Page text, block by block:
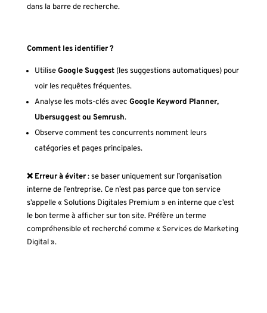
dans la barre de recherche.
Comment les identifier ?
UtiliseGoogle Suggest(les suggestions automatiques) pour
voir les requêtes fréquentes.
Analyse les mots-clés avec Google Keyword Planner,
Ubersuggest ou Semrush.
Observe comment tes concurrents nomment leurs
catégories et pages principales.
❌ Erreur à éviter: se baser uniquementsur l’organisation
interne de l’entreprise. Ce n’est pas parce que ton service
s’appelle « Solutions Digitales Premium » en interne que c’est
le bon terme à afficher sur ton site. Préfère un terme
compréhensible et recherché comme « Services de Marketing
Digital ».